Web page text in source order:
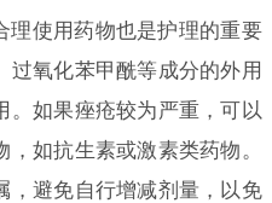
理使用药物也是护理的重要
过氧化苯甲酰等成分的外用
。如果痤疮较为严重，可以
如抗生素或激素类药物。
，避免自行增减剂量，以免